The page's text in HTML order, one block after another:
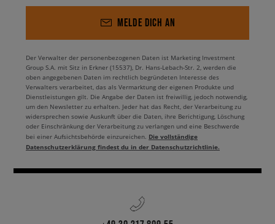
MELDE DICH AN
Der Verwalter der personenbezogenen Daten ist Marketing Investment
Group S.A. mit Sitz in Erkner (15537), Dr. Hans-Lebach-Str. 2, werden die
oben angegebenen Daten im rechtlich begründeten Interesse des
Verwalters verarbeitet, das als Vermarktung der eigenen Produkte und
Dienstleistungen gilt. Die Angabe der Daten ist freiwillig, jedoch notwendig,
um den Newsletter zu erhalten. Jeder hat das Recht, der Verarbeitung zu
widersprechen sowie Auskunft über die Daten, ihre Berichtigung, Löschung
oder Einschränkung der Verarbeitung zu verlangen und eine Beschwerde
bei einer Aufsichtsbehörde einzureichen. Die vollständige
Datenschutzerklärung findest du in der Datenschutzrichtlinie.